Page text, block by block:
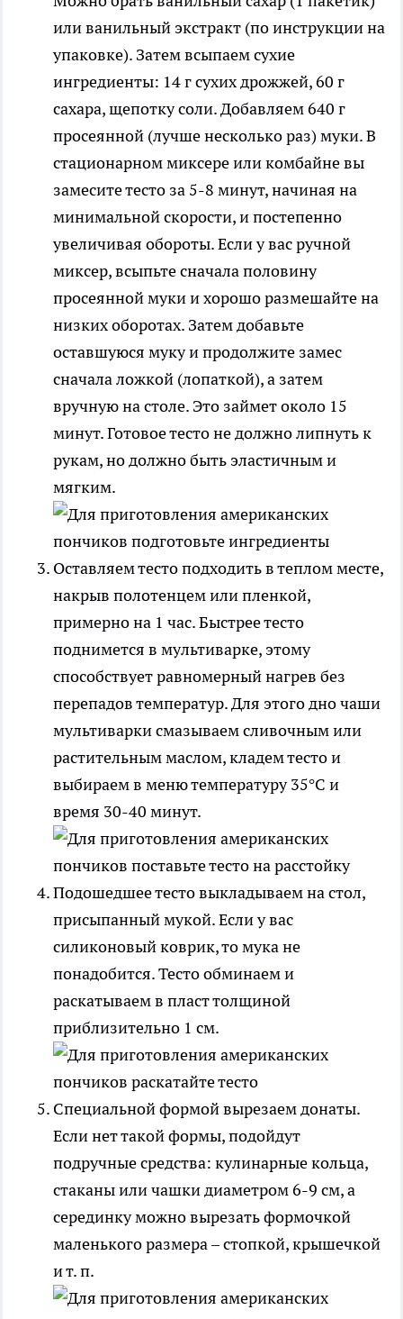
или ванильный экстракт (по инструкции на
упаковке). Затем всыпаем сухие
ингредиенты: 14 г сухих дрожжей, 60 г
сахара, щепотку соли. Добавляем 640 г
просеянной (лучше несколько раз) муки. В
стационарном миксере или комбайне вы
замесите тесто за 5-8 минут, начиная на
минимальной скорости, и постепенно
увеличивая обороты. Если у вас ручной
миксер, всыпьте сначала половину
просеянной муки и хорошо размешайте на
низких оборотах. Затем добавьте
оставшуюся муку и продолжите замес
сначала ложкой (лопаткой), а затем
вручную на столе. Это займет около 15
минут. Готовое тесто не должно липнуть к
рукам, но должно быть эластичным и
мягким.
Оставляем тесто подходить в теплом месте,
накрыв полотенцем или пленкой,
примерно на 1 час. Быстрее тесто
поднимется в мультиварке, этому
способствует равномерный нагрев без
перепадов температур. Для этого дно чаши
мультиварки смазываем сливочным или
растительным маслом, кладем тесто и
выбираем в меню температуру 35°С и
время 30-40 минут.
Подошедшее тесто выкладываем на стол,
присыпанный мукой. Если у вас
силиконовый коврик, то мука не
понадобится. Тесто обминаем и
раскатываем в пласт толщиной
приблизительно 1 см.
Специальной формой вырезаем донаты.
Если нет такой формы, подойдут
подручные средства: кулинарные кольца,
стаканы или чашки диаметром 6-9 см, а
серединку можно вырезать формочкой
маленького размера – стопкой, крышечкой
и т. п.